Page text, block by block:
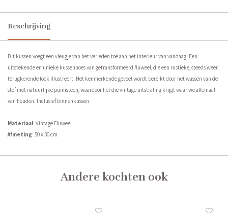
Beschrijving
Dit kussen voegt een vleugje van het verleden toe aan het interieur van vandaag. Een
uitstekende en unieke kussenhoes van getransformeerd fluweel, die een rustieke, steeds weer
terugkerende look illustreert. Het kenmerkende gevoel wordt bereikt door het wassen van de
stof met natuurlijke puimsteen, waardoor het die vintage uitstraling krijgt waar we allemaal
van houden. Inclusief binnenkussen.
Materiaal: Vintage Fluweel
Afmeting: 50 x 30 cm
Andere kochten ook